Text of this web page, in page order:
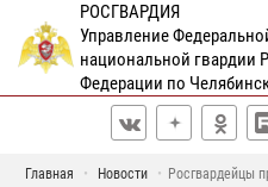
РОСГВАРДИЯ
Управление
национальной гвардии
Федерации по
Главная Новости
Росгвардейцы